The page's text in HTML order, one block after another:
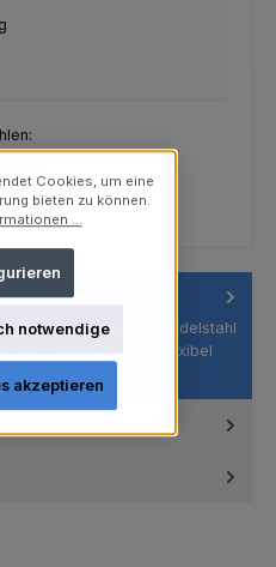
Formen von Kanälen Edelstahl
ISO-Farbcodierung flexibel
Cookies, um eine
bieten zu können.
...
notwendige
akzeptieren